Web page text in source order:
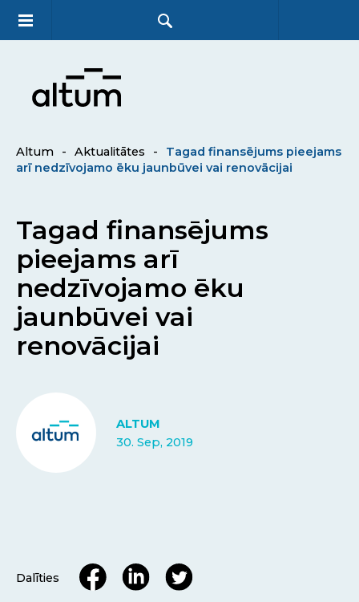
Altum - Aktualitātes -
Tagad finansējums pieejams
arī nedzīvojamo ēku jaunbūvei vai renovācijai
Tagad finansējums
pieejams arī
nedzīvojamo ēku
jaunbūvei vai
renovācijai
ALTUM
30. Sep, 2019
Dalīties